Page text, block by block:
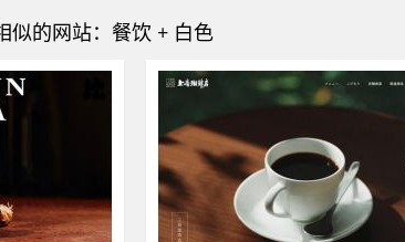
似的网站：餐饮 + 白色